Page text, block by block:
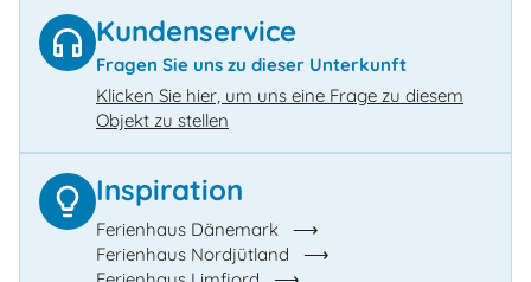
Kundenservice
Fragen Sie uns zu dieser Unterkunft
Klicken Sie hier, um uns eine Frage zu diesem
Objekt zu stellen
Inspiration
Ferienhaus Dänemark
Ferienhaus Nordjütland